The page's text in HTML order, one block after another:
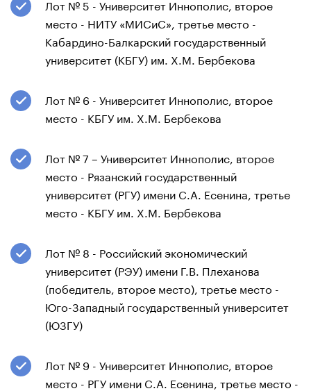
Лот № 5 - Университет Иннополис, второе
место - НИТУ «МИСиС», третье место -
Кабардино-Балкарский государственный
университет (КБГУ) им. Х.М. Бербекова
Лот № 6 - Университет Иннополис, второе
место - КБГУ им. Х.М. Бербекова
Лот № 7 – Университет Иннополис, второе
место - Рязанский государственный
университет (РГУ) имени С.А. Есенина, третье
место - КБГУ им. Х.М. Бербекова
Лот № 8 - Российский экономический
университет (РЭУ) имени Г.В. Плеханова
(победитель, второе место), третье место -
Юго-Западный государственный университет
(ЮЗГУ)
Лот № 9 - Университет Иннополис, второе
место - РГУ имени С.А. Есенина, третье место -